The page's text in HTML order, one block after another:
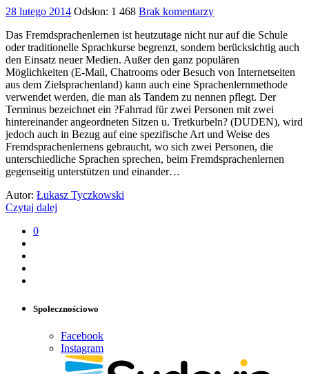
28 lutego 2014 Odsłon: 1 468 Brak komentarzy
Das Fremdsprachenlernen ist heutzutage nicht nur auf die Schule
oder traditionelle Sprachkurse begrenzt, sondern berücksichtig auch
den Einsatz neuer Medien. Außer den ganz populären
Möglichkeiten (E-Mail, Chatrooms oder Besuch von Internetseiten
aus dem Zielsprachenland) kann auch eine Sprachenlernmethode
verwendet werden, die man als Tandem zu nennen pflegt. Der
Terminus bezeichnet ein ?Fahrrad für zwei Personen mit zwei
hintereinander angeordneten Sitzen u. Tretkurbeln? (DUDEN), wird
jedoch auch in Bezug auf eine spezifische Art und Weise des
Fremdsprachenlernens gebraucht, wo sich zwei Personen, die
unterschiedliche Sprachen sprechen, beim Fremdsprachenlernen
gegenseitig unterstützen und einander…
Autor: Łukasz Tyczkowski
Czytaj dalej
0
Społecznościowo
Facebook
Instagram